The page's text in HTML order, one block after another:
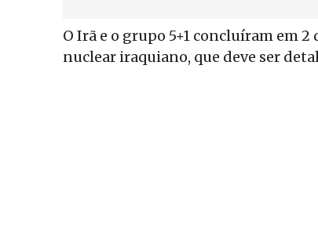
O Irã e o grupo 5+1 concluíram em
nuclear iraquiano, que deve ser